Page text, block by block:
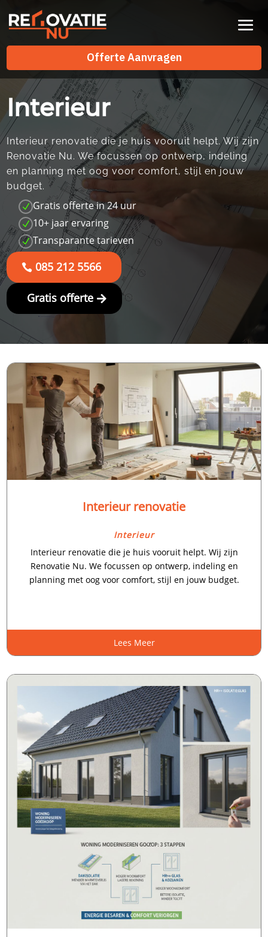
Offerte Aanvragen
Offerte Aanvragen
Interieur
Interieur renovatie die je huis vooruit helpt.​ Wij zijn
Renovatie Nu.​ We focussen op ontwerp, indeling
en planning met oog voor comfort, stijl en jouw
budget.​
N Gratis offerte in 24 uur
N 10+ jaar ervaring
N Transparante tarieven
085 212 5566
Gratis offerte
Interieur renovatie
Interieur
Interieur renovatie die je huis vooruit helpt.​ Wij zijn
Renovatie Nu.​ We focussen op ontwerp, indeling en
planning met oog voor comfort, stijl en jouw budget.​
Lees Meer